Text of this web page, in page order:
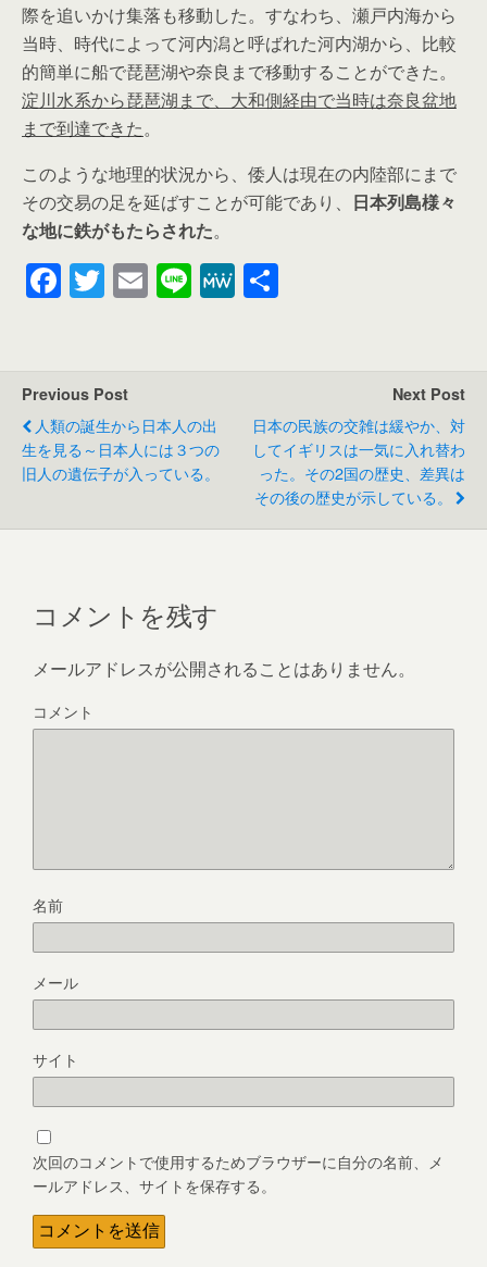
際を追いかけ集落も移動した。すなわち、瀬戸内海から
当時、時代によって河内潟と呼ばれた河内湖から、比較
的簡単に船で琵琶湖や奈良まで移動することができた。
淀川水系から琵琶湖まで、大和側経由で当時は奈良盆地
まで到達できた。
このような地理的状況から、倭人は現在の内陸部にまで
その交易の足を延ばすことが可能であり、 日本列島様々
な地に鉄がもたらされた。
F
a
e
b
o
o
k
T
wi
er
E
m
Li
n
M
e
Previous Post
人類の誕生から日本人の出
生を見る～日本人には３つの
旧人の遺伝子が入っている。
Next Post
日本の民族の交雑は緩やか、対
してイギリスは一気に入れ替わ
った。その2国の歴史、差異は
その後の歴史が示している。
コメントを残す
メールアドレスが公開されることはありません。
コメント
名前
メール
サイト
次回のコメントで使用するためブラウザーに自分の名前、メ
ールアドレス、サイトを保存する。